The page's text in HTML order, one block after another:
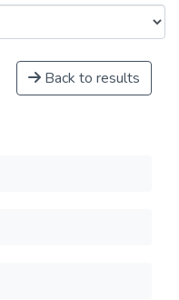
Back to results